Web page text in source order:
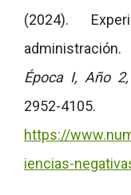
(2024).
administración.
Época I, Año 2,
2952-4105.
https://
iencias-